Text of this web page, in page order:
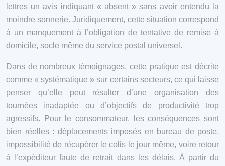
lettres un avis indiquant « absent » sans avoir entendu la
moindre sonnerie. Juridiquement, cette situation correspond
à un manquement à l’obligation de tentative de remise à
domicile, socle même du service postal universel.
Dans de nombreux témoignages, cette pratique est décrite
comme « systématique » sur certains secteurs, ce qui laisse
penser qu’elle peut résulter d’une organisation des
tournées inadaptée ou d’objectifs de productivité trop
agressifs. Pour le consommateur, les conséquences sont
bien réelles : déplacements imposés en bureau de poste,
impossibilité de récupérer le colis le jour même, voire retour
à l’expéditeur faute de retrait dans les délais. À partir du